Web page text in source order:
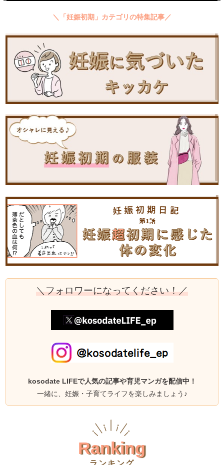
＼「妊娠初期」カテゴリの特集記事／
＼フォロワーになってください！／
kosodate LIFEで人気の記事や育児マンガを配信中！
一緒に、妊娠・子育てライフを楽しみましょう♪
Ranking